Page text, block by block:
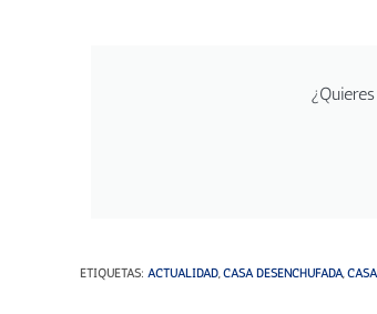
ETIQUETAS: ACTUALIDAD CASA DESENCHUFADA